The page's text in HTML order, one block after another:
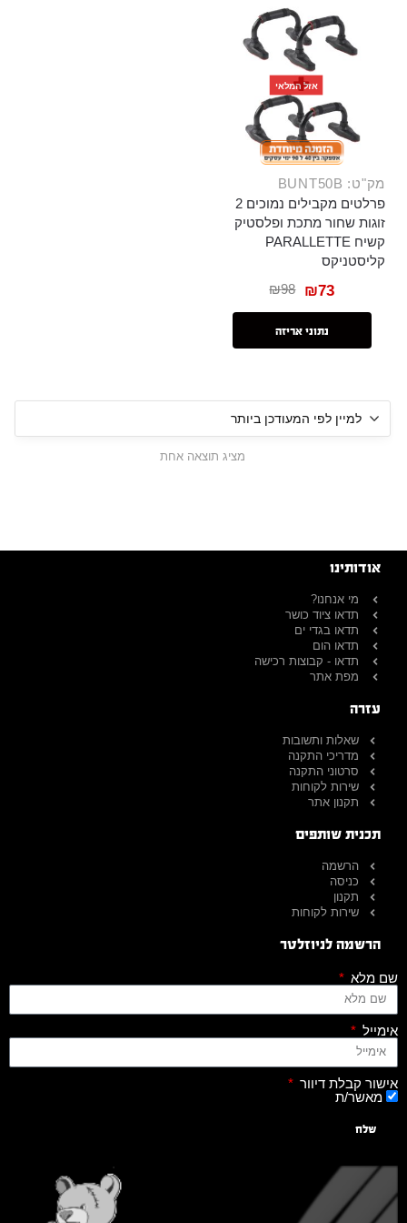
אזל המלאי
מק"ט: BUNT50B
פרלטים מקבילים נמוכים 2
זוגות שחור מתכת ופלסטיק
קשיח PARALLETTE
קליסטניקס
₪98 ₪73
נתוני אריזה
מציג תוצאה אחת
אודותינו
מי אנחנו?
תדאו ציוד כושר
תדאו בגדי ים
תדאו הום
תדאו - קבוצות רכישה
מפת אתר
עזרה
שאלות ותשובות
מדריכי התקנה
סרטוני התקנה
שירות לקוחות
תקנון אתר
תכנית שותפים
הרשמה
כניסה
תקנון
שירות לקוחות
הרשמה לניוזלטר
שם מלא
אימייל
אישור קבלת דיוור
מאשר/ת
שלח